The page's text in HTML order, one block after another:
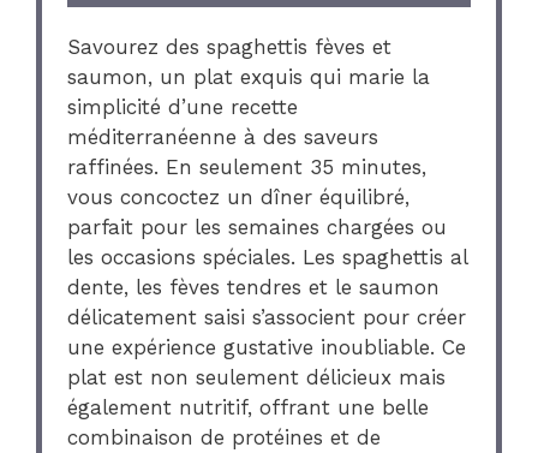
Savourez des spaghettis fèves et
saumon, un plat exquis qui marie la
simplicité d’une recette
méditerranéenne à des saveurs
raffinées. En seulement 35 minutes,
vous concoctez un dîner équilibré,
parfait pour les semaines chargées ou
les occasions spéciales. Les spaghettis al
dente, les fèves tendres et le saumon
délicatement saisi s’associent pour créer
une expérience gustative inoubliable. Ce
plat est non seulement délicieux mais
également nutritif, offrant une belle
combinaison de protéines et de